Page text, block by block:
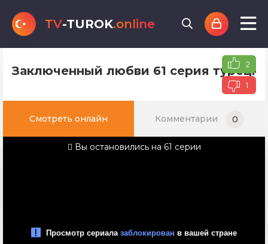
TV-TUROK.online
Заключенный любви 61 серия 2
1
Смотреть онлайн Комментарии 0
Вы остановились на 61 серии